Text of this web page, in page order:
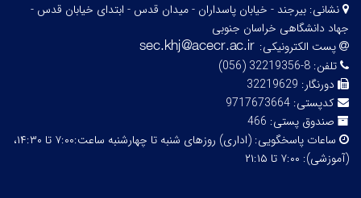
نشانی: بیرجند - خیابان پاسداران - میدان قدس - ابتدای خیابان قدس -
جهاد دانشگاهی خراسان جنوبی
پست الکترونیکی:
تلفن: 8-32219356 (056)
دورنگار: 32219629
کدپستی: 9717673664
صندوق پستی: 466
ساعات پاسخگویی:
(اداری) روزهای شنبه تا چهارشنبه ساعت:۷:۰۰ تا ۱۴:۳۰،
(آموزشی): ۷:۰۰ تا ۲۱:۱۵